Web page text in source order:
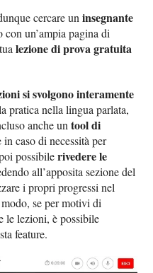
cercare uninsegnante
un’ampia pagina di
lezione di prova gratuita
si svolgono interamente
pratica nella lingua parlata,
anche untool di
in caso di necessità per
possibilerivedere le
all’apposita sezione del
i propri progressi nel
se per motivi di
le lezioni, è possibile
feature.